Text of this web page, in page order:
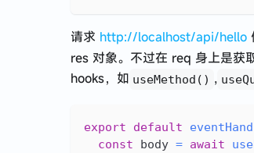
请求 http://localhost/api/hello
res 对象。不过在 req 身上是获
hooks，如 useMethod() ,
export default
const body = await